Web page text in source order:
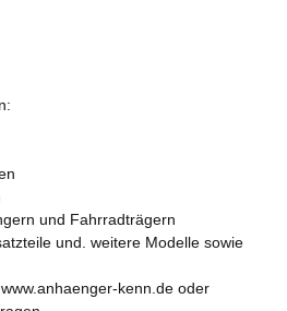
und Fahrradträgern
und. weitere Modelle sowie
kenn.de oder